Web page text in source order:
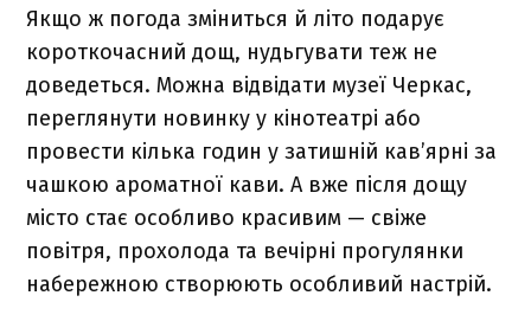
Якщо ж погода зміниться й літо подарує
короткочасний дощ, нудьгувати теж не
доведеться. Можна відвідати музеї Черкас,
переглянути новинку у кінотеатрі або
провести кілька годин у затишній кав’ярні за
чашкою ароматної кави. А вже після дощу
місто стає особливо красивим — свіже
повітря, прохолода та вечірні прогулянки
набережною створюють особливий настрій.